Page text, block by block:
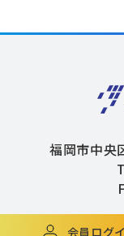
会員ログ
福岡市中央